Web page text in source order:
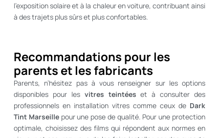
l’exposition solaire et à la chaleur en voiture, contribuant ainsi
à des trajets plus sûrs et plus confortables.
Recommandations pour les
parents et les fabricants
Parents, n’hésitez pas à vous renseigner sur les options
disponibles pour les vitres teintées et à consulter des
professionnels en installation vitres comme ceux de Dark
Tint Marseillepour une pose de qualité. Pour une protection
optimale, choisissez des films qui répondent aux normes en